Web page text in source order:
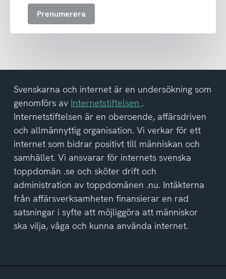
att
del
av
integritetspolicyn
Prenumerera
Svenskarna och internet är en undersökning som
genomförs av Internetstiftelsen .
Internetstiftelsen är en oberoende, affärsdriven
och allmännyttig organisation. Vi verkar för ett
internet som bidrar positivt till människan och
samhället. Vi ansvarar för internets svenska
toppdomän .se och sköter drift och
administration av toppdomänen .nu. Intäkterna
från affärsverksamheten finansierar en rad
satsningar i syfte att möjliggöra att människor
ska vilja, våga och kunna använda internet.